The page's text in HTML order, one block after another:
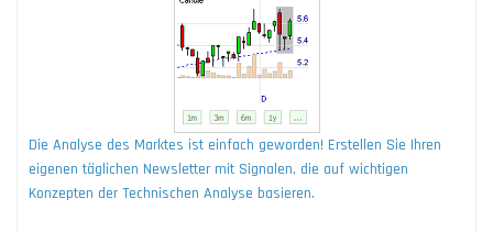
Die Analyse des Marktes ist einfach geworden! Erstellen Sie Ihren
eigenen täglichen Newsletter mit Signalen, die auf wichtigen
Konzepten der Technischen Analyse basieren.